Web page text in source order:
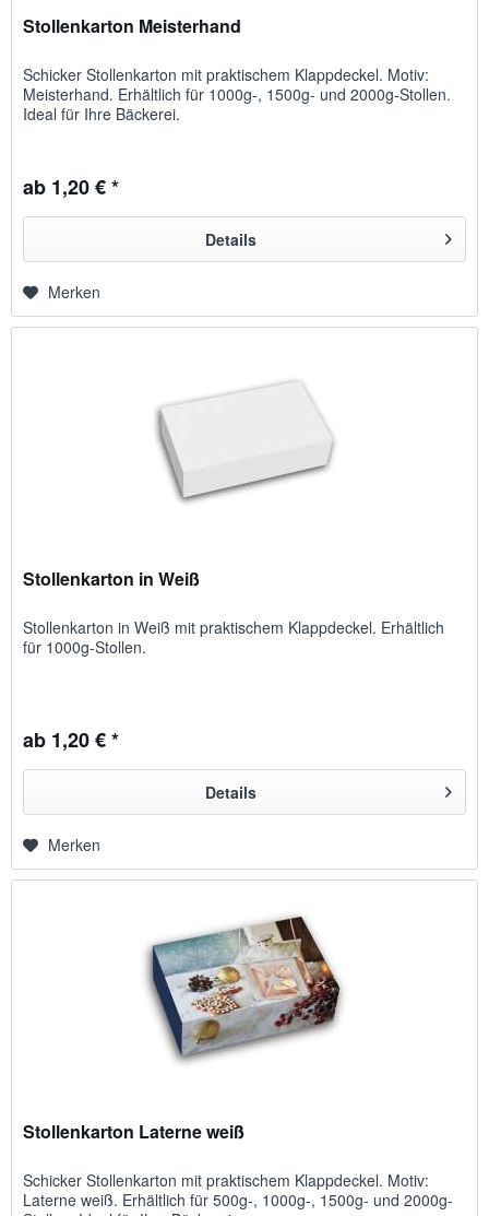
Stollenkarton Meisterhand
Schicker Stollenkarton mit praktischem Klappdeckel. Motiv:
Meisterhand. Erhältlich für 1000g-, 1500g- und 2000g-Stollen.
Ideal für Ihre Bäckerei.
ab 1,20 € *
Details
Merken
Stollenkarton in Weiß
Stollenkarton in Weiß mit praktischem Klappdeckel. Erhältlich
für 1000g-Stollen.
ab 1,20 € *
Details
Merken
Stollenkarton Laterne weiß
Schicker Stollenkarton mit praktischem Klappdeckel. Motiv:
Laterne weiß. Erhältlich für 500g-, 1000g-, 1500g- und 2000g-